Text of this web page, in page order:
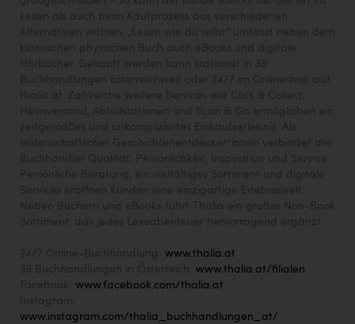
www.thalia.at
www.thalia.at/filialen
www.facebook.com/thalia.at
www.instagram.com/thalia_buchhandlungen_at/